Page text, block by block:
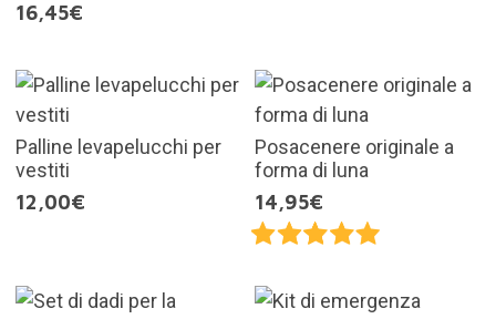
16,45€
Palline levapelucchi per
vestiti
12,00€
Posacenere originale a
forma di luna
14,95€